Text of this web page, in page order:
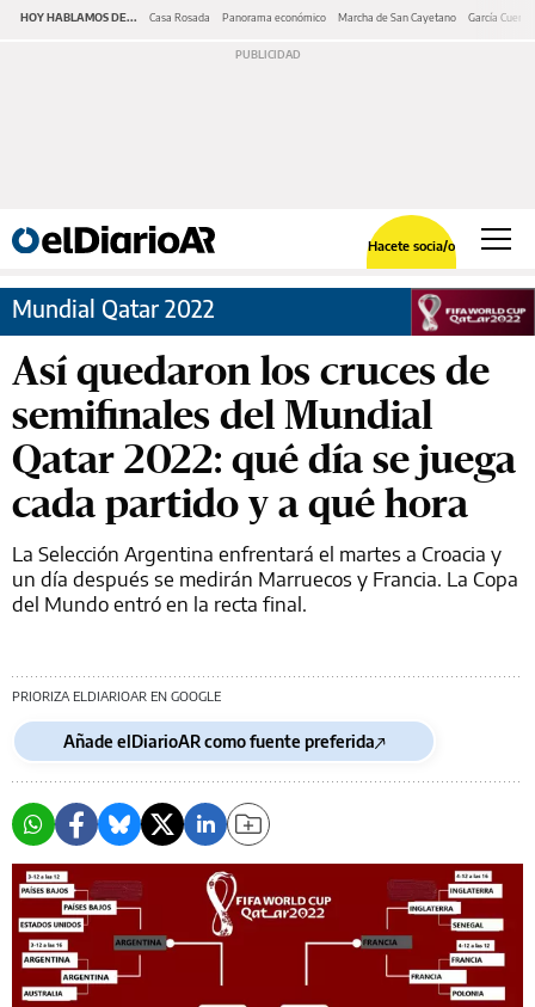
HOY HABLAMOS DE... Casa Rosada Panorama económico Marcha de San Cayetano García Cuerva
Hacete socia/o
Mundial Qatar 2022
Así quedaron los cruces de
semifinales del Mundial
Qatar 2022: qué día se juega
cada partido y a qué hora
La Selección Argentina enfrentará el martes a Croacia y
un día después se medirán Marruecos y Francia. La Copa
del Mundo entró en la recta final.
PRIORIZA ELDIARIOAR EN GOOGLE
Añade elDiarioAR como fuente preferida